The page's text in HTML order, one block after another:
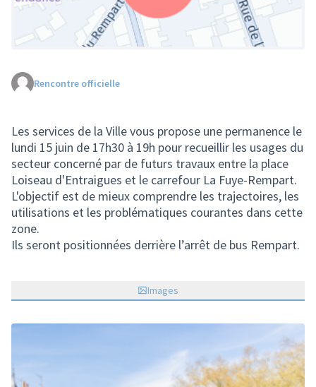
(Lien externe)
Rencontre officielle
Les services de la Ville vous propose une permanence le
lundi 15 juin de 17h30 à 19h pour recueillir les usages du
secteur concerné par de futurs travaux entre la place
Loiseau d'Entraigues et le carrefour La Fuye-Rempart.
L'objectif est de mieux comprendre les trajectoires, les
utilisations et les problématiques courantes dans cette
zone.
Ils seront positionnées derrière l’arrêt de bus Rempart.
Images